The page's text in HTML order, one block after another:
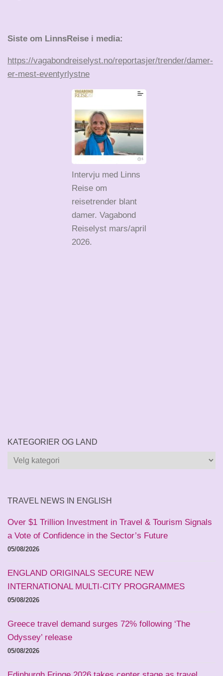
Siste om LinnsReise i media:
https://vagabondreiselyst.no/reportasjer/trender/damer-
er-mest-eventyrlystne
Intervju med Linns
Reise om
reisetrender blant
damer. Vagabond
Reiselyst mars/april
2026.
KATEGORIER OG LAND
Kategorier
TRAVEL NEWS IN ENGLISH
Over $1 Trillion Investment in Travel & Tourism Signals
a Vote of Confidence in the Sector’s Future
05/08/2026
ENGLAND ORIGINALS SECURE NEW
INTERNATIONAL MULTI-CITY PROGRAMMES
05/08/2026
Greece travel demand surges 72% following ‘The
Odyssey’ release
05/08/2026